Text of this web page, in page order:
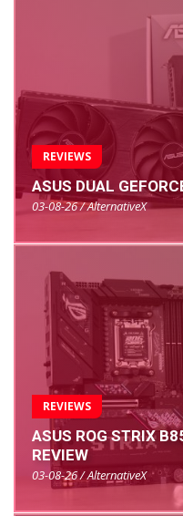
REVIEWS
ASUS DUAL
03-08-26 / AlternativeX
REVIEWS
ASUS ROG STRIX
REVIEW
03-08-26 / AlternativeX